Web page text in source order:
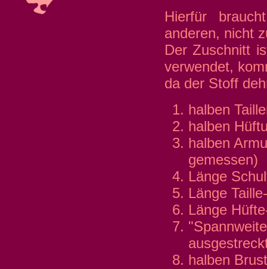
Hierfür
anderen, nicht
Der Zuschnitt
verwendet,
da der Stoff
halben
halben
halben
gemessen)
Länge
Länge
Länge
halben